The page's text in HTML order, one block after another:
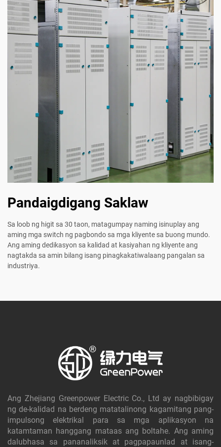
Pandaigdigang Saklaw
Sa loob ng higit sa 30 taon, matagumpay naming isinuplay ang
aming mga switch ng pagbondo sa mga kliyente sa buong mundo.
Ang aming dedikasyon sa kalidad at kasiyahan ng kliyente ang
nagtakda sa amin bilang isang pinagkakatiwalaang pangalan sa
industriya.
Ang Zhejiang Greenpower Electric Co., Ltd ay nagbibigay
ng de-kalidad na berdeng matatalinong kagamitang pang-
impulsong elektrikal para sa mga aplikasyon na
katamtaman hanggang mataas ang boltahe. Ang aming
dalubhasa sa pananaliksik at pagpapaunlad at isang-